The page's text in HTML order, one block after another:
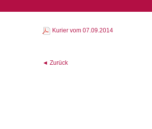
Kurier vom 07.09.2014
◄ Zurück